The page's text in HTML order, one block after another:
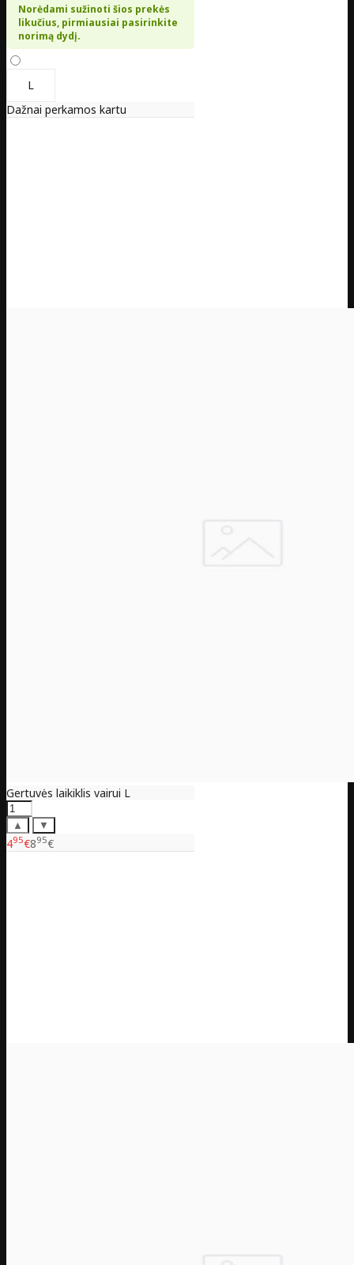
Norėdami sužinoti šios prekės
likučius, pirmiausiai pasirinkite
norimą dydį.
L
Dažnai perkamos kartu
Gertuvės laikiklis vairui L
▲ ▼
495€895€